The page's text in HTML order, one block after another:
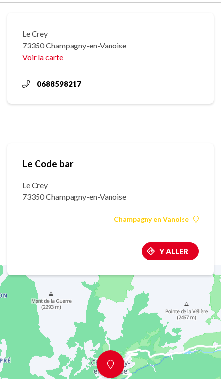
Le Crey
73350 Champagny-en-Vanoise
Voir la carte
0688598217
Le Code bar
Le Crey
73350 Champagny-en-Vanoise
Champagny en Vanoise
Y ALLER